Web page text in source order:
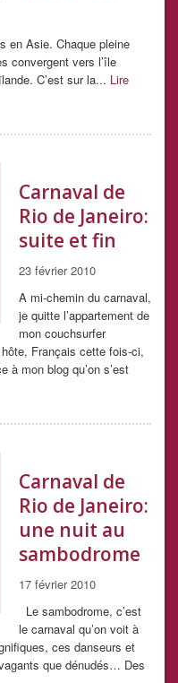
en Asie. Chaque pleine
convergent vers l’île
C’est sur la... Lire
Carnaval de
Rio de Janeiro:
suite et fin
23 février 2010
A mi-chemin du carnaval,
je quitte l’appartement de
mon couchsurfer
Français cette fois-ci,
à mon blog qu’on s’est
Carnaval de
Rio de Janeiro:
une nuit au
sambodrome
17 février 2010
Le sambodrome, c’est
le carnaval qu’on voit à
ces danseurs et
que dénudés… Des